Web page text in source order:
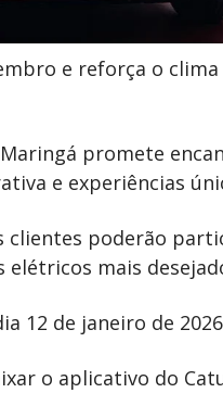
e reforça o
promete
e experiências
clientes poderão
elétricos mais
12 de janeiro de
o aplicativo do